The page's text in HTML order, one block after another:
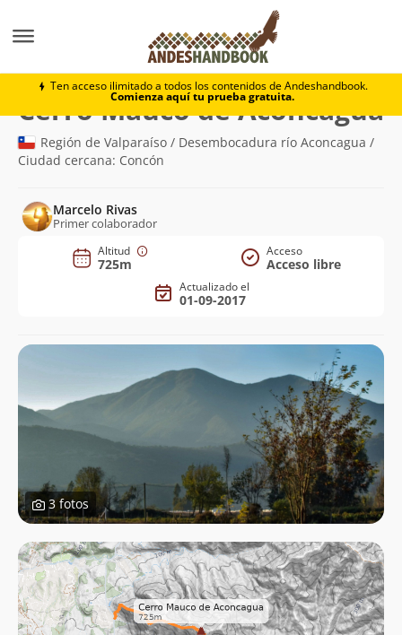
Ten acceso ilimitado a todos los contenidos de Andeshandbook.
Comienza aquí tu prueba gratuita.
Cerro Mauco de Aconcagua
Cerro Mauco de Aconcagua
Región de Valparaíso / Desembocadura río Aconcagua /
Ciudad cercana: Concón
Marcelo Rivas
Primer colaborador
Altitud
725m
Acceso
Acceso libre
Actualizado el
01-09-2017
3 fotos